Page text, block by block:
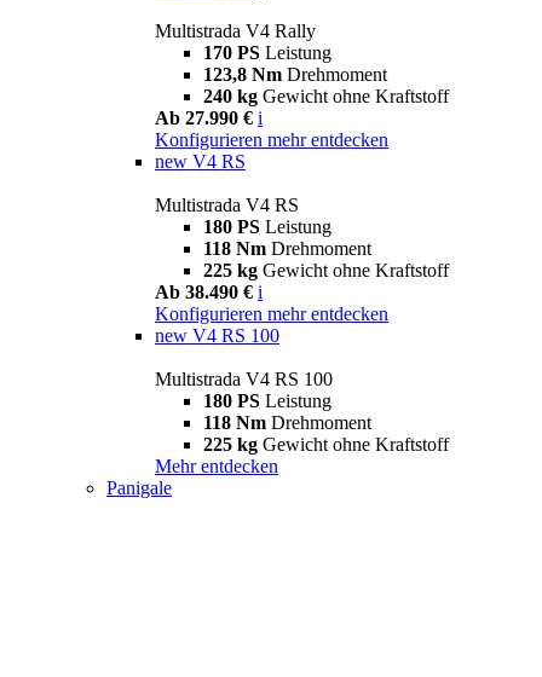
Multistrada V4 Rally
170 PS Leistung
123,8 Nm Drehmoment
240 kg Gewicht ohne Kraftstoff
Ab 27.990 € i
Konfigurieren mehr entdecken
new V4 RS
Multistrada V4 RS
180 PS Leistung
118 Nm Drehmoment
225 kg Gewicht ohne Kraftstoff
Ab 38.490 € i
Konfigurieren mehr entdecken
new V4 RS 100
Multistrada V4 RS 100
180 PS Leistung
118 Nm Drehmoment
225 kg Gewicht ohne Kraftstoff
Mehr entdecken
Panigale